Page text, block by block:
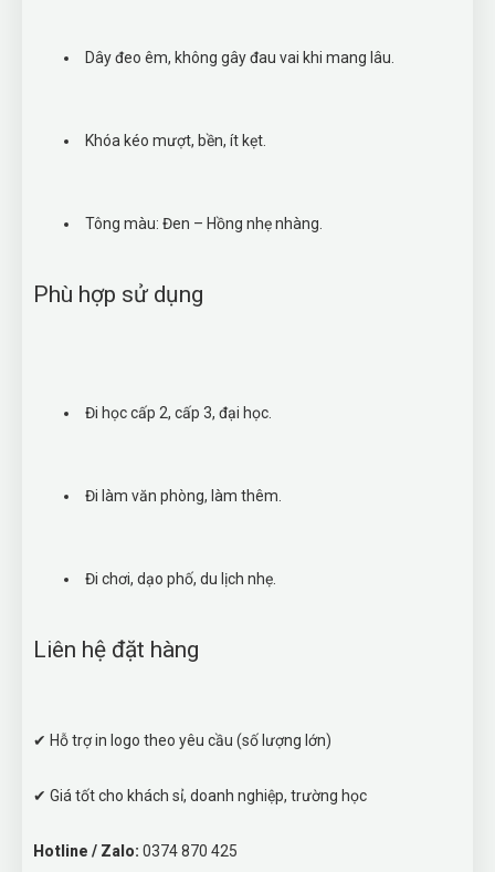
Dây đeo êm, không gây đau vai khi mang lâu.
Khóa kéo mượt, bền, ít kẹt.
Tông màu: Đen – Hồng nhẹ nhàng.
Phù hợp sử dụng
Đi học cấp 2, cấp 3, đại học.
Đi làm văn phòng, làm thêm.
Đi chơi, dạo phố, du lịch nhẹ.
Liên hệ đặt hàng
✔ Hỗ trợ in logo theo yêu cầu (số lượng lớn)
✔ Giá tốt cho khách sỉ, doanh nghiệp, trường học
Hotline / Zalo: 0374 870 425